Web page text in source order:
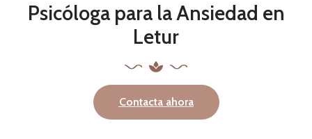
Psicóloga para la Ansiedad en
Letur
Contacta ahora